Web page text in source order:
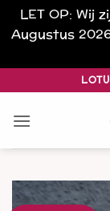
LET OP: Wij
Augustus
naar
inhoud